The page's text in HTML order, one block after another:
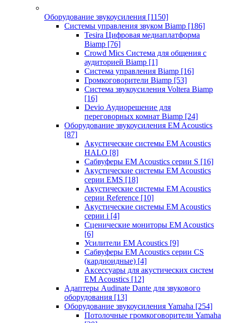
Оборудование звукоусиления [1150]
Системы управления звуком Biamp [186]
Tesira Цифровая медиаплатформа
Biamp [76]
Crowd Mics Система для общения с
аудиторией Biamp [1]
Система управления Biamp [16]
Громкоговорители Biamp [53]
Система звукоусиления Voltera Biamp
[16]
Devio Аудиорешение для
переговорных комнат Biamp [24]
Оборудование звукоусиления EM Acoustics
[87]
Акустические системы EM Acoustics
HALO [8]
Сабвуферы EM Acoustics серии S [16]
Акустические системы EM Acoustics
серии EMS [18]
Акустические системы EM Acoustics
серии Reference [10]
Акустические системы EM Acoustics
серии i [4]
Сценические мониторы EM Acoustics
[6]
Усилители EM Acoustics [9]
Сабвуферы EM Acoustics серии CS
(кардиоидные) [4]
Аксессуары для акустических систем
EM Acoustics [12]
Адаптеры Audinate Dante для звукового
оборудования [13]
Оборудование звукоусиления Yamaha [254]
Потолочные громкоговорители Yamaha